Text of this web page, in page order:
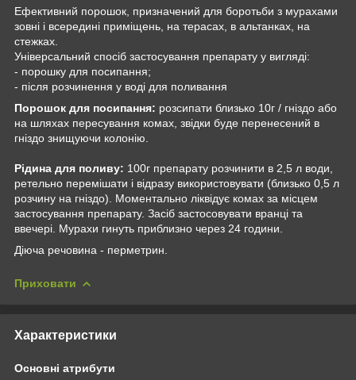
Ефективний порошок, призначений для боротьби з мурахами
зовні і всередині приміщень, на терасах, в альтанках, на
стежках.
Універсальний спосіб застосування препарату у вигляді:
- порошку для посипання;
- після розчинення у воді для поливання
Порошок для посипання: розсипати близько 10г / гніздо або
на шляхах пересування комах, звідки буде перенесений в
гніздо знищуючи колонію.
Рідина для поливу: 100г препарату розчинити в 2,5 л води,
ретельно перемішати і відразу використовувати (близько 0,5 л
розчину на гніздо). Моментально ліквідує комах за місцем
застосування препарату. Засіб застосовувати вранці та
ввечері. Мурахи гинуть приблизно через 24 години.
Діюча речовина - перметрин.
Приховати
Характеристики
Основні атрибути